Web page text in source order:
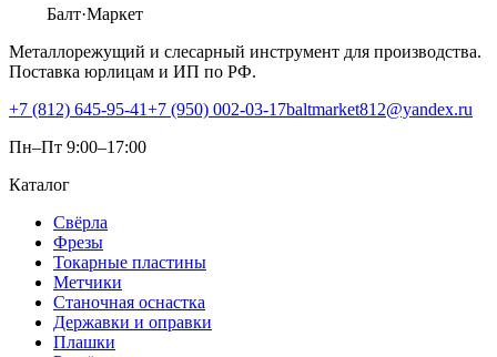
Балт·Маркет
Металлорежущий и слесарный инструмент для производства.
Поставка юрлицам и ИП по РФ.
+7 (812) 645-95-41+7 (950) 002-03-17baltmarket812@yandex.ru
Пн–Пт 9:00–17:00
Каталог
Свёрла
Фрезы
Токарные пластины
Метчики
Станочная оснастка
Державки и оправки
Плашки